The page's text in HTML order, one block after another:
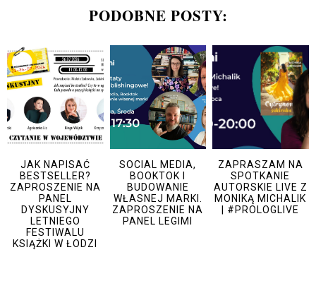
PODOBNE POSTY:
JAK NAPISAĆ
BESTSELLER?
ZAPROSZENIE NA
PANEL
DYSKUSYJNY
LETNIEGO
FESTIWALU
KSIĄŻKI W ŁODZI
SOCIAL MEDIA,
BOOKTOK I
BUDOWANIE
WŁASNEJ MARKI.
ZAPROSZENIE NA
PANEL LEGIMI
ZAPRASZAM NA
SPOTKANIE
AUTORSKIE LIVE Z
MONIKĄ MICHALIK
| #PROLOGLIVE